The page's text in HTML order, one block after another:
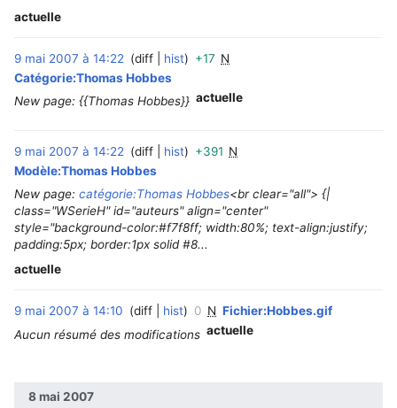
actuelle
9 mai 2007 à 14:22 diff hist +17 N
Catégorie:Thomas Hobbes
New page: {{Thomas Hobbes}} actuelle
9 mai 2007 à 14:22 diff hist +391 N
Modèle:Thomas Hobbes
New page: catégorie:Thomas Hobbes<br clear="all"> {|
class="WSerieH" id="auteurs" align="center"
style="background-color:#f7f8ff; width:80%; text-align:justify;
padding:5px; border:1px solid #8...
actuelle
9 mai 2007 à 14:10 diff hist 0 N Fichier:Hobbes.gif
Aucun résumé des modifications actuelle
8 mai 2007